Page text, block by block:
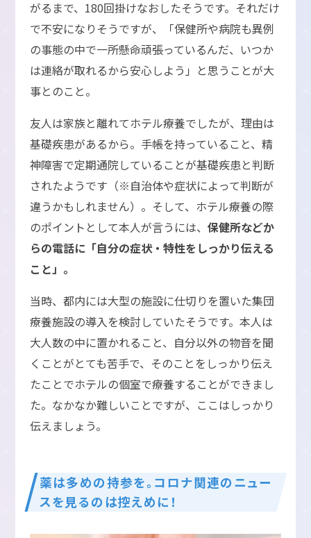
がるまで、180回掛けなおしたそうです。それだけ
で不安になりそうですが、「保健所や病院も異例
の事態の中で一所懸命頑張っているんだ、いつか
は連絡が取れるから安心しよう」と思うことが大
事とのこと。
友人は家族と離れてホテル療養でしたが、理由は
基礎疾患があるから。手帳を持っていること、精
神障害で定期通院していることが基礎疾患と判断
されたようです（※自治体や症状によって判断が
違うかもしれません）。そして、ホテル療養の際
のポイントとして本人が言うには、 保健所などか
らの電話に「自分の症状・特性をしっかり伝える
こと」。
当時、都内には大型の施設に仕切りを置いた集団
療養施設の導入を検討していたそうです。本人は
大人数の中に置かれること、自分以外の物音を聞
くことがとても苦手で、そのことをしっかり伝え
たことでホテルの個室で療養することができまし
た。なかなか難しいことですが、ここはしっかり
伝えましょう。
薬は多めの持参を。コロナ関連のニュー
スを見るのは控えめに！